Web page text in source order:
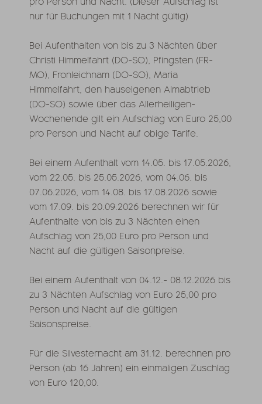
nur für Buchungen mit 1 Nacht gültig)
Bei Aufenthalten von bis zu 3 Nächten über
Christi Himmelfahrt (DO-SO), Pfingsten (FR-
MO), Fronleichnam (DO-SO), Maria
Himmelfahrt, den hauseigenen Almabtrieb
(DO-SO) sowie über das Allerheiligen-
Wochenende gilt ein Aufschlag von Euro 25,00
pro Person und Nacht auf obige Tarife.
Bei einem Aufenthalt vom 14.05. bis 17.05.2026,
vom 22.05. bis 25.05.2026, vom 04.06. bis
07.06.2026, vom 14.08. bis 17.08.2026 sowie
vom 17.09. bis 20.09.2026 berechnen wir für
Aufenthalte von bis zu 3 Nächten einen
Aufschlag von 25,00 Euro pro Person und
Nacht auf die gültigen Saisonpreise.
Bei einem Aufenthalt von 04.12.- 08.12.2026 bis
zu 3 Nächten Aufschlag von Euro 25,00 pro
Person und Nacht auf die gültigen
Saisonspreise.
Für die Silvesternacht am 31.12. berechnen pro
Person (ab 16 Jahren) ein einmaligen Zuschlag
von Euro 120,00.